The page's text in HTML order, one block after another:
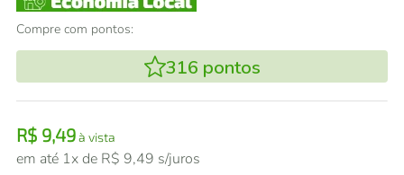
Compre com pontos:
316 pontos
R$ 9,49à vista
em até 1x de R$ 9,49 s/juros